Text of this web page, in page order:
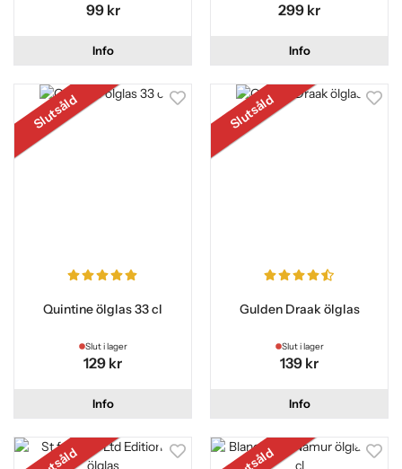
99 kr
Info
299 kr
Info
Slutsåld
Quintine ölglas 33 cl
Slut i lager
129 kr
Info
Slutsåld
Gulden Draak ölglas
Slut i lager
139 kr
Info